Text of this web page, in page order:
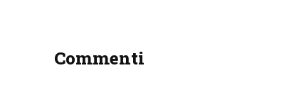
Commenti